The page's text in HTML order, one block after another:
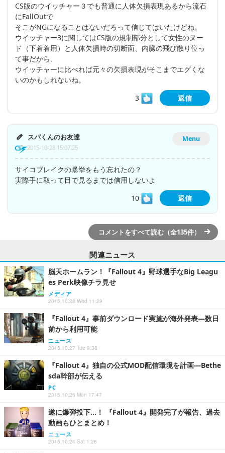
CS版のウイッチャー３でも普通に人体欠損表現あるから流石
にFallOutで
そこがNGになることはないだろって信じてはいたけどね。
ウイッチャー3に関してはCS版の規制部分として女性のヌー
ド（下着着用）と人体欠損時の切断面、内臓の飛び散り位っ
て事だから、
ウイッチャーに比べれば元々の欠損表現がそこまでエグくな
いのかもしれないね。
3
返信
Menu
スパくんのお友達
2015-10-28 15:07:25
サイコブレイクの暴挙をもう忘れたの？
実際手に取って目で見るまでは信用しないよ
10
返信
コメントをすべて読む（全135件）
関連ニュース
脳天ホームラン！『Fallout 4』野球選手なBig Leagu
es Perk映像チラ見せ
メディア
2015.10.28 Wed 11:29
『Fallout 4』事前ダウンロード実施が海外発表―数日
前から利用可能
ニュース
2015.10.27 Tue 9:38
『Fallout 4』独自の公式MOD配信環境を計画―Bethe
sda幹部が伝える
PC
2015.10.26 Mon 17:47
遂に爆弾投下…！ 『Fallout 4』開発完了が報告、過去
動画もひとまとめ！
ニュース
2015.10.24 Sat 1:28